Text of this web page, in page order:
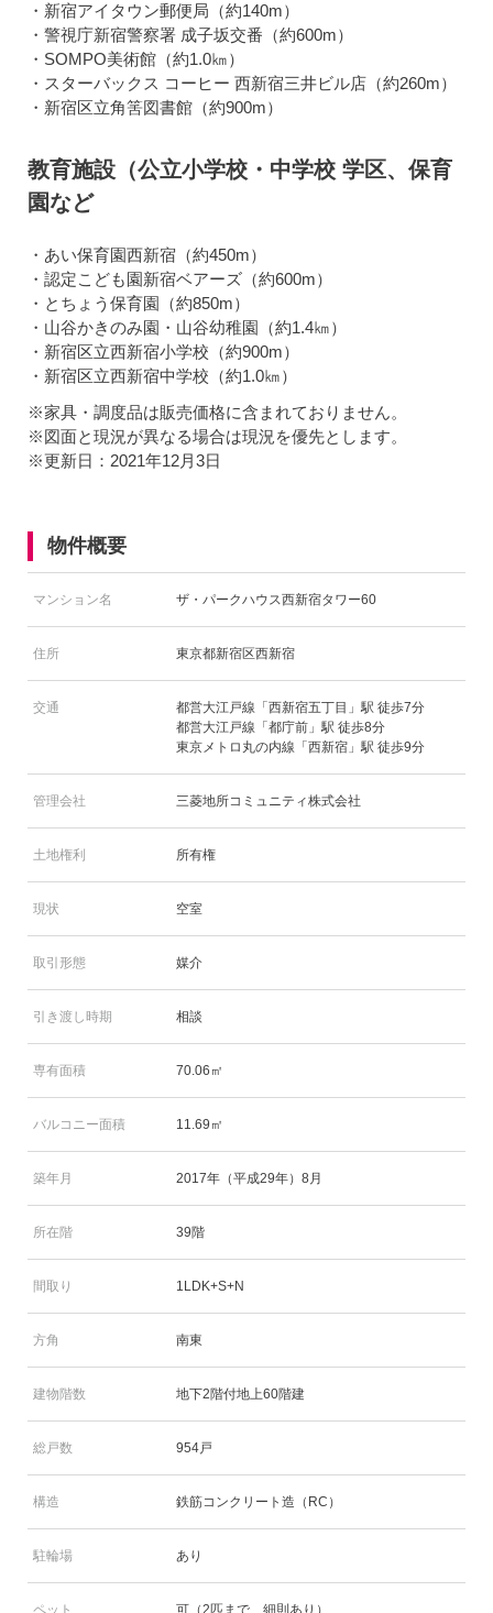
・新宿アイタウン郵便局（約140m）
・警視庁新宿警察署 成子坂交番（約600m）
・SOMPO美術館（約1.0㎞）
・スターバックス コーヒー 西新宿三井ビル店（約260m）
・新宿区立角筈図書館（約900m）
教育施設（公立小学校・中学校 学区、保育
園など
・あい保育園西新宿（約450m）
・認定こども園新宿ベアーズ（約600m）
・とちょう保育園（約850m）
・山谷かきのみ園・山谷幼稚園（約1.4㎞）
・新宿区立西新宿小学校（約900m）
・新宿区立西新宿中学校（約1.0㎞）
※家具・調度品は販売価格に含まれておりません。
※図面と現況が異なる場合は現況を優先とします。
※更新日：2021年12月3日
物件概要
マンション名 ザ・パークハウス西新宿タワー60
住所 東京都新宿区西新宿
交通
都営大江戸線「西新宿五丁目」駅 徒歩7分
都営大江戸線「都庁前」駅 徒歩8分
東京メトロ丸の内線「西新宿」駅 徒歩9分
管理会社 三菱地所コミュニティ株式会社
土地権利 所有権
現状 空室
取引形態 媒介
引き渡し時期 相談
専有面積 70.06㎡
バルコニー面積 11.69㎡
築年月 2017年（平成29年）8月
所在階 39階
間取り 1LDK+S+N
方角 南東
建物階数 地下2階付地上60階建
総戸数 954戸
構造 鉄筋コンクリート造（RC）
駐輪場 あり
ペット 可（2匹まで、細則あり）